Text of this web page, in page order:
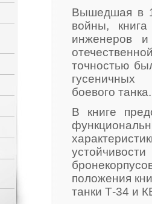
Вышедшая в
войны,
инженеров
точностью
гусеничных
боевого танка.
В книге
положения
танки Т-34 и